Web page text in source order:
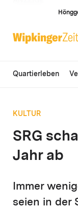
Quartierleben
KULTUR
SRG
Jahr ab
Immer
seien in der